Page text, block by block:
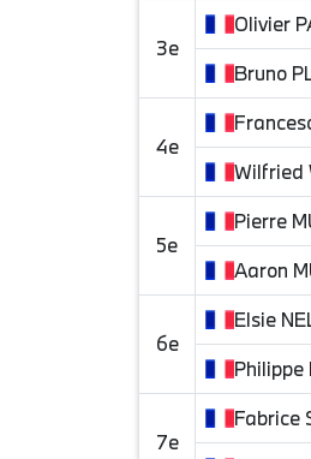
3e
Olivier
Bruno
4e
Wilfried
5e
Pierre
Aaron
6e
Elsie
Philippe
7e
Fabrice